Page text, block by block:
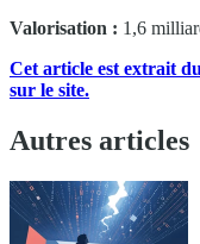
Valorisation : 1,6
Cet article est extrait
sur le site.
Autres articles